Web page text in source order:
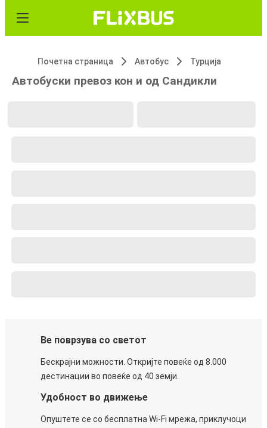
Почетна страница Автобус Турција
Автобуски превоз кон и од Сандикли
Ве поврзува со светот
Бескрајни можности. Откријте повеќе од 8.000
дестинации во повеќе од 40 земји.
Удобност во движење
Опуштете се со бесплатна Wi-Fi мрежа, приклучоци